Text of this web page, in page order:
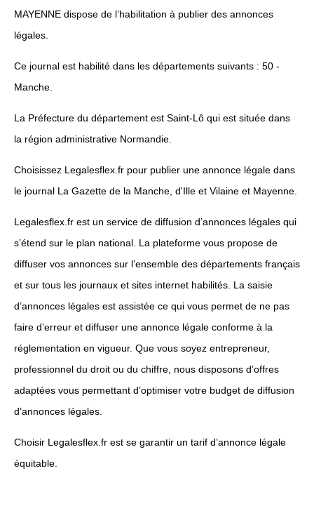
MAYENNE dispose de l’habilitation à publier des annonces
légales.
Ce journal est habilité dans les départements suivants : 50 -
Manche.
La Préfecture du département est Saint-Lô qui est située dans
la région administrative Normandie.
Choisissez Legalesflex.fr pour publier une annonce légale dans
le journal La Gazette de la Manche, d'Ille et Vilaine et Mayenne.
Legalesflex.fr est un service de diffusion d’annonces légales qui
s’étend sur le plan national. La plateforme vous propose de
diffuser vos annonces sur l’ensemble des départements français
et sur tous les journaux et sites internet habilités. La saisie
d’annonces légales est assistée ce qui vous permet de ne pas
faire d’erreur et diffuser une annonce légale conforme à la
réglementation en vigueur. Que vous soyez entrepreneur,
professionnel du droit ou du chiffre, nous disposons d’offres
adaptées vous permettant d’optimiser votre budget de diffusion
d’annonces légales.
Choisir Legalesflex.fr est se garantir un tarif d’annonce légale
équitable.